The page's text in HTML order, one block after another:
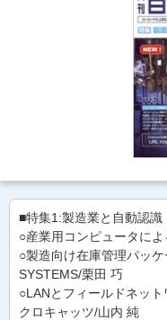
■特集1:製造業と自動認識
○産業用コンピュータに
○製造向け在庫管理パッ
SYSTEMS/栗田 巧
○LANとフィールドネッ
クロキャッツ/山内 純